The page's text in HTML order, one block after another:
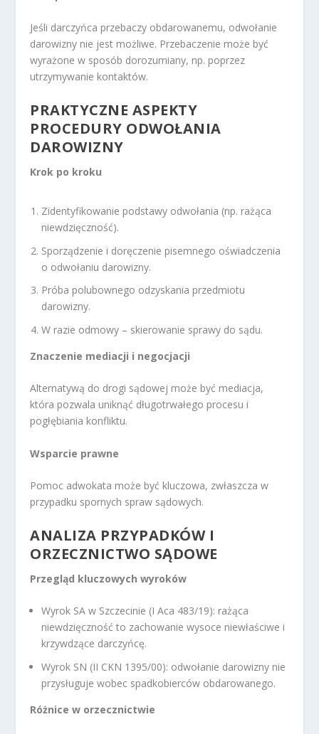
Jeśli darczyńca przebaczy obdarowanemu, odwołanie
darowizny nie jest możliwe. Przebaczenie może być
wyrażone w sposób dorozumiany, np. poprzez
utrzymywanie kontaktów.
PRAKTYCZNE ASPEKTY
PROCEDURY ODWOŁANIA
DAROWIZNY
Krok po kroku
Zidentyfikowanie podstawy odwołania (np. rażąca
niewdzięczność).
Sporządzenie i doręczenie pisemnego oświadczenia
o odwołaniu darowizny.
Próba polubownego odzyskania przedmiotu
darowizny.
W razie odmowy – skierowanie sprawy do sądu.
Znaczenie mediacji i negocjacji
Alternatywą do drogi sądowej może być mediacja,
która pozwala uniknąć długotrwałego procesu i
pogłębiania konfliktu.
Wsparcie prawne
Pomoc adwokata może być kluczowa, zwłaszcza w
przypadku spornych spraw sądowych.
ANALIZA PRZYPADKÓW I
ORZECZNICTWO SĄDOWE
Przegląd kluczowych wyroków
Wyrok SA w Szczecinie (I Aca 483/19): rażąca
niewdzięczność to zachowanie wysoce niewłaściwe i
krzywdzące darczyńcę.
Wyrok SN (II CKN 1395/00): odwołanie darowizny nie
przysługuje wobec spadkobierców obdarowanego.
Różnice w orzecznictwie